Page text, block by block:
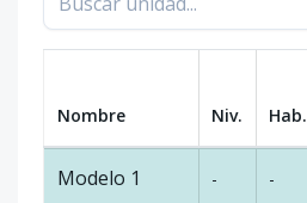
Nombre Niv. Hab.
Modelo 1 - -